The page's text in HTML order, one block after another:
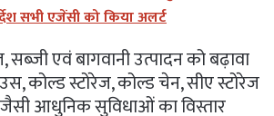
सभी एजेंसी को किया अलर्ट
एवं बागवानी उत्पादन को बढ़ावा
कोल्ड स्टोरेज, कोल्ड चेन, सीए स्टोरेज
आधुनिक सुविधाओं का विस्तार